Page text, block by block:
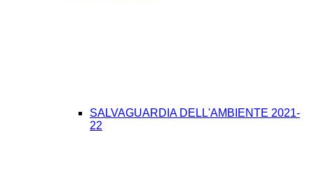
SALVAGUARDIA DELL'AMBIENTE 2021-
22